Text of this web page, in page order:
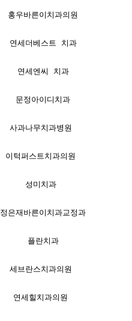
홍우바른이치과의원
연세더베스트 치과
연세엔씨 치과
문정아이디치과
사과나무치과병원
이턱퍼스트치과의원
성미치과
정은재바른이치과교정과
플란치과
세브란스치과의원
연세힐치과의원